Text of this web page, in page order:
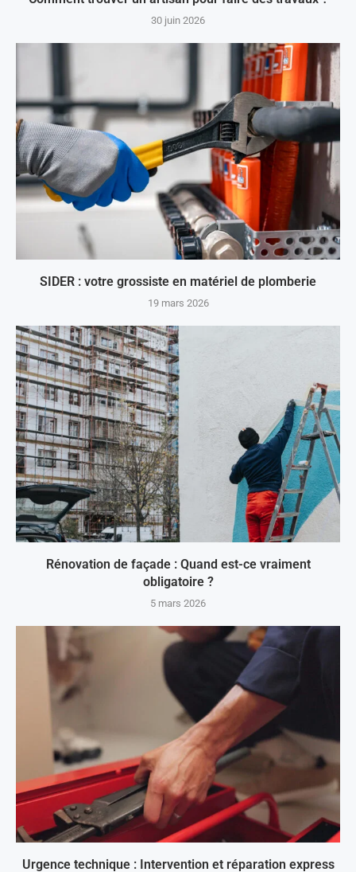
30 juin 2026
SIDER : votre grossiste en matériel de plomberie
19 mars 2026
Rénovation de façade : Quand est-ce vraiment
obligatoire ?
5 mars 2026
Urgence technique : Intervention et réparation express